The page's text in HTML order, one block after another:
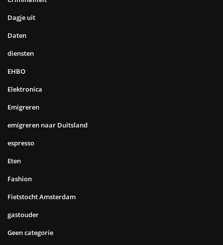
Dagje uit
Daten
diensten
EHBO
Elektronica
Emigreren
emigreren naar Duitsland
espresso
Eten
Fashion
Fietstocht Amsterdam
gastouder
Geen categorie